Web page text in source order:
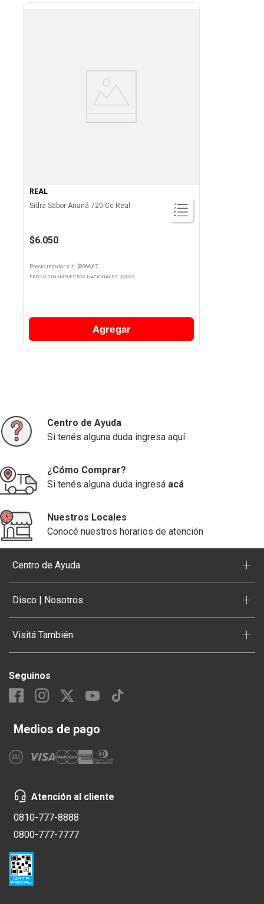
REAL
Sidra Sabor Ananá 720 Cc Real
$6.050
Precio regular x lt.: $8066,67
PRECIO SIN IMPUESTOS NACIONALES: $5000
Agregar
Centro de Ayuda
Si tenés alguna duda ingresa aquí
¿Cómo Comprar?
Si tenés alguna duda ingresá acá
Nuestros Locales
Conocé nuestros horarios de atención
Centro de Ayuda +
Disco | Nosotros +
Visitá También +
Seguinos
Medios de pago
Atención al cliente
0810-777-8888
0800-777-7777